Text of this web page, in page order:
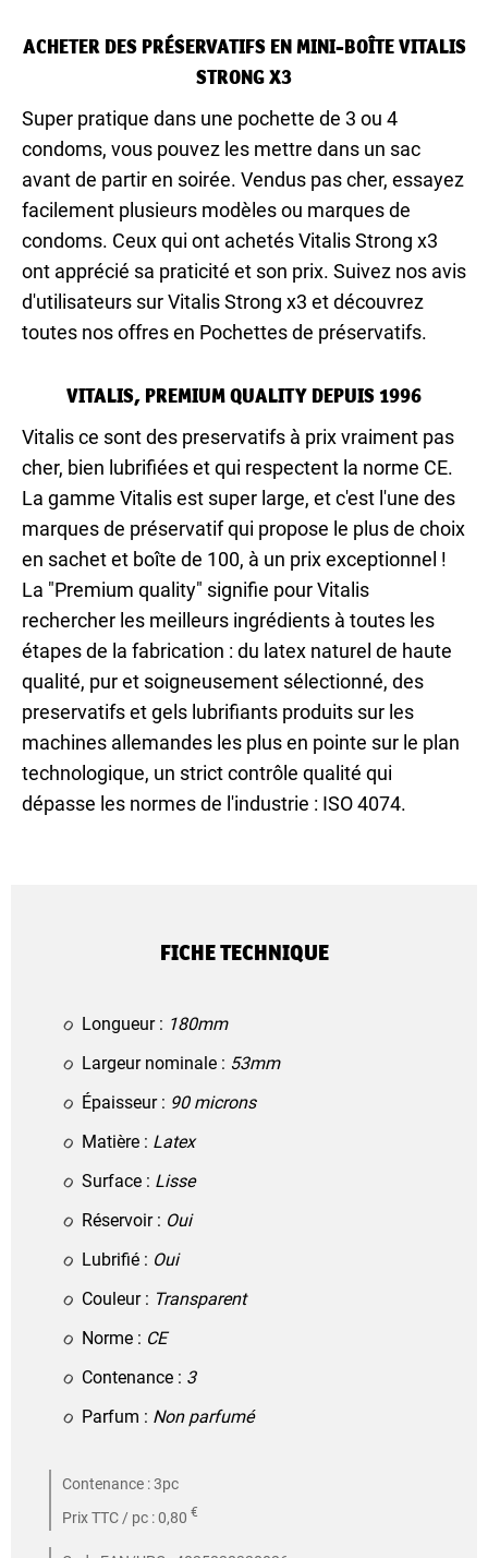
ACHETER DES PRÉSERVATIFS EN MINI-BOÎTE VITALIS
STRONG X3
Super pratique dans une pochette de 3 ou 4
condoms, vous pouvez les mettre dans un sac
avant de partir en soirée. Vendus pas cher, essayez
facilement plusieurs modèles ou marques de
condoms. Ceux qui ont achetés Vitalis Strong x3
ont apprécié sa praticité et son prix. Suivez nos avis
d'utilisateurs sur Vitalis Strong x3 et découvrez
toutes nos offres en Pochettes de préservatifs.
VITALIS, PREMIUM QUALITY DEPUIS 1996
Vitalis ce sont des preservatifs à prix vraiment pas
cher, bien lubrifiées et qui respectent la norme CE.
La gamme Vitalis est super large, et c'est l'une des
marques de préservatif qui propose le plus de choix
en sachet et boîte de 100, à un prix exceptionnel !
La "Premium quality" signifie pour Vitalis
rechercher les meilleurs ingrédients à toutes les
étapes de la fabrication : du latex naturel de haute
qualité, pur et soigneusement sélectionné, des
preservatifs et gels lubrifiants produits sur les
machines allemandes les plus en pointe sur le plan
technologique, un strict contrôle qualité qui
dépasse les normes de l'industrie : ISO 4074.
FICHE TECHNIQUE
Longueur : 180mm
Largeur nominale : 53mm
Épaisseur : 90 microns
Matière : Latex
Surface : Lisse
Réservoir : Oui
Lubrifié : Oui
Couleur : Transparent
Norme : CE
Contenance : 3
Parfum : Non parfumé
Contenance : 3pc
Prix TTC / pc : 0,80 €